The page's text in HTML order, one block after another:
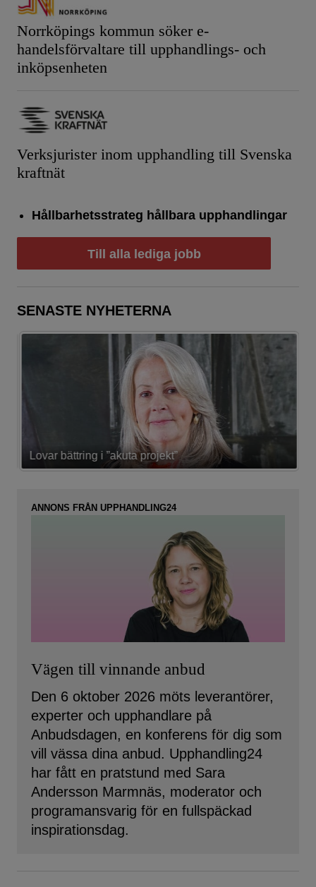
Norrköpings kommun söker e-
handelsförvaltare till upphandlings- och
inköpsenheten
Verksjurister inom upphandling till Svenska
kraftnät
Hållbarhetsstrateg hållbara upphandlingar
Till alla lediga jobb
SENASTE NYHETERNA
Lovar bättring i ”akuta projekt”
ANNONS FRÅN UPPHANDLING24
Vägen till vinnande anbud
Den 6 oktober 2026 möts leverantörer,
experter och upphandlare på
Anbudsdagen, en konferens för dig som
vill vässa dina anbud. Upphandling24
har fått en pratstund med Sara
Andersson Marmnäs, moderator och
programansvarig för en fullspäckad
inspirationsdag.